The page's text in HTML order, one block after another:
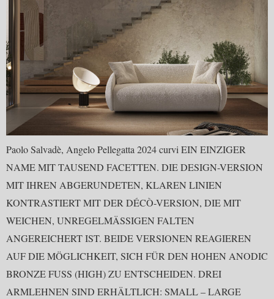
Paolo Salvadè, Angelo Pellegatta 2024 curvi EIN EINZIGER
NAME MIT TAUSEND FACETTEN. DIE DESIGN-VERSION
MIT IHREN ABGERUNDETEN, KLAREN LINIEN
KONTRASTIERT MIT DER DÉCÒ-VERSION, DIE MIT
WEICHEN, UNREGELMÄSSIGEN FALTEN
ANGEREICHERT IST. BEIDE VERSIONEN REAGIEREN
AUF DIE MÖGLICHKEIT, SICH FÜR DEN HOHEN ANODIC
BRONZE FUSS (HIGH) ZU ENTSCHEIDEN. DREI
ARMLEHNEN SIND ERHÄLTLICH: SMALL – LARGE